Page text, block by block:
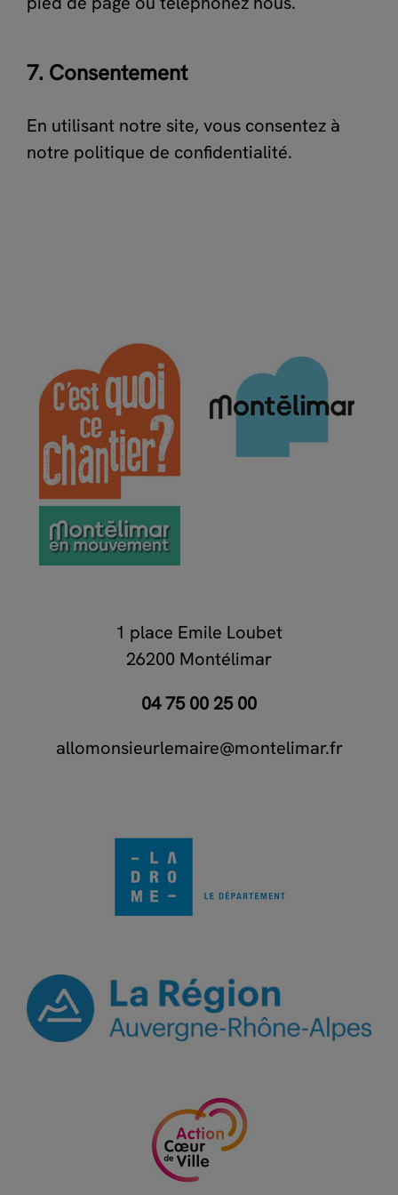
7. Consentement
En utilisant notre site, vous consentez à
notre politique de confidentialité.
1 place Emile Loubet
26200 Montélimar
04 75 00 25 00
allomonsieurlemaire@montelimar.fr